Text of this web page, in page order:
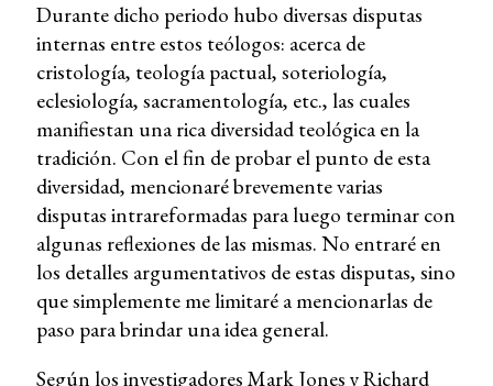
Durante dicho periodo hubo diversas disputas
internas entre estos teólogos: acerca de
cristología, teología pactual, soteriología,
eclesiología, sacramentología, etc., las cuales
manifiestan una rica diversidad teológica en la
tradición. Con el fin de probar el punto de esta
diversidad, mencionaré brevemente varias
disputas intrareformadas para luego terminar con
algunas reflexiones de las mismas. No entraré en
los detalles argumentativos de estas disputas, sino
que simplemente me limitaré a mencionarlas de
paso para brindar una idea general.
Según los investigadores Mark Jones y Richard